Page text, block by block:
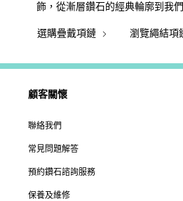
飾，從漸層鑽石的經典輪廓到我
選購疊戴項鏈 瀏覽繩結項
顧客關懷
聯絡我們
常見問題解答
預約鑽石諮詢服務
保養及維修